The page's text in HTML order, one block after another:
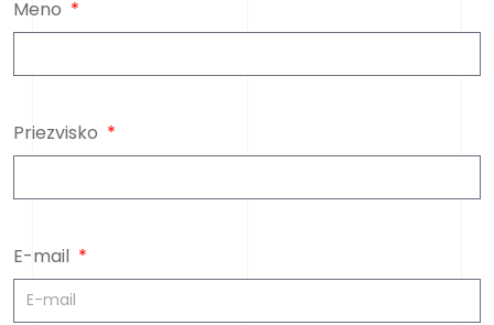
Meno
Priezvisko
E-mail